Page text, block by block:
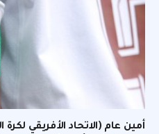
أمين عام (الاتحاد الأفريقي